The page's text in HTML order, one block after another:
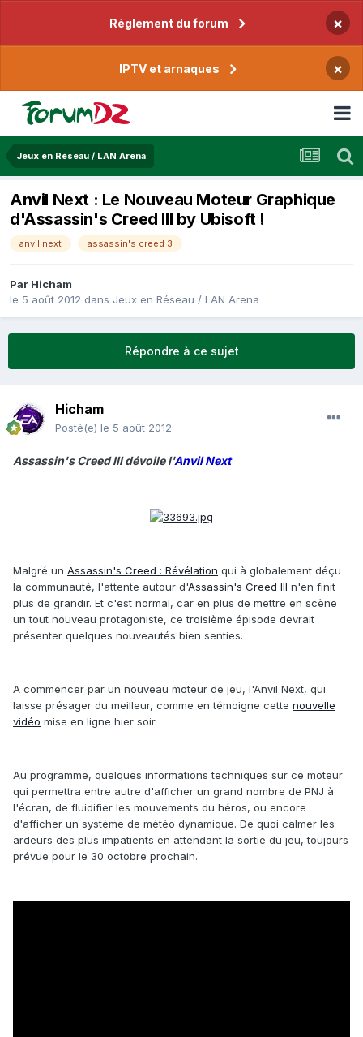
Règlement du forum ×
IPTV et arnaques ×
Jeux en Réseau / LAN Arena
Anvil Next : Le Nouveau Moteur Graphique
d'Assassin's Creed III by Ubisoft !
anvil next assassin's creed 3
Par Hicham
le 5 août 2012 dans Jeux en Réseau / LAN Arena
Répondre à ce sujet
Hicham
Posté(e) le 5 août 2012
Assassin's Creed III dévoile l'Anvil Next
Malgré un Assassin's Creed : Révélation qui à globalement déçu
la communauté, l'attente autour d'Assassin's Creed III n'en finit
plus de grandir. Et c'est normal, car en plus de mettre en scène
un tout nouveau protagoniste, ce troisième épisode devrait
présenter quelques nouveautés bien senties.
A commencer par un nouveau moteur de jeu, l'Anvil Next, qui
laisse présager du meilleur, comme en témoigne cette nouvelle
vidéo mise en ligne hier soir.
Au programme, quelques informations techniques sur ce moteur
qui permettra entre autre d'afficher un grand nombre de PNJ à
l'écran, de fluidifier les mouvements du héros, ou encore
d'afficher un système de météo dynamique. De quoi calmer les
ardeurs des plus impatients en attendant la sortie du jeu, toujours
prévue pour le 30 octobre prochain.